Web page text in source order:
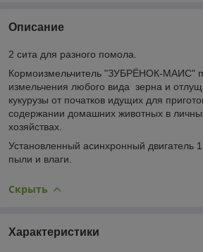
Описание
2 сита для разного помола.
Кормоизмельчитель "ЗУБРЁНОК-МАИС"
измельчения любого вида зерна и
кукурузы от початков идущих для
содержании домашних животных в
хозяйствах.
Установленный асинхронный двигатель
пыли и влаги.
Скрыть
Характеристики